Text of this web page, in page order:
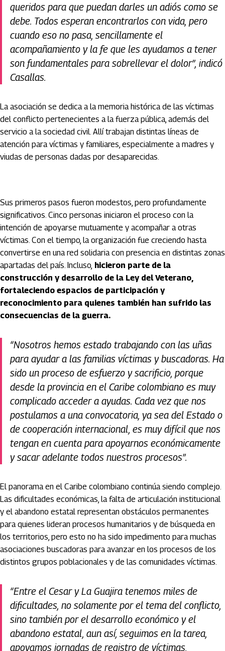
queridos para que puedan darles un adiós como se
debe. Todos esperan encontrarlos con vida, pero
cuando eso no pasa, sencillamente el
acompañamiento y la fe que les ayudamos a tener
son fundamentales para sobrellevar el dolor”, indicó
Casallas.
La asociación se dedica a la memoria histórica de las víctimas
del conflicto pertenecientes a la fuerza pública, además del
servicio a la sociedad civil. Allí trabajan distintas líneas de
atención para víctimas y familiares, especialmente a madres y
viudas de personas dadas por desaparecidas.
Sus primeros pasos fueron modestos, pero profundamente
significativos. Cinco personas iniciaron el proceso con la
intención de apoyarse mutuamente y acompañar a otras
víctimas. Con el tiempo, la organización fue creciendo hasta
convertirse en una red solidaria con presencia en distintas zonas
apartadas del país. Incluso, hicieron parte de la
construcción y desarrollo de la Ley del Veterano,
fortaleciendo espacios de participación y
reconocimiento para quienes también han sufrido las
consecuencias de la guerra.
“Nosotros hemos estado trabajando con las uñas
para ayudar a las familias víctimas y buscadoras. Ha
sido un proceso de esfuerzo y sacrificio, porque
desde la provincia en el Caribe colombiano es muy
complicado acceder a ayudas. Cada vez que nos
postulamos a una convocatoria, ya sea del Estado o
de cooperación internacional, es muy difícil que nos
tengan en cuenta para apoyarnos económicamente
y sacar adelante todos nuestros procesos”.
El panorama en el Caribe colombiano continúa siendo complejo.
Las dificultades económicas, la falta de articulación institucional
y el abandono estatal representan obstáculos permanentes
para quienes lideran procesos humanitarios y de búsqueda en
los territorios, pero esto no ha sido impedimento para muchas
asociaciones buscadoras para avanzar en los procesos de los
distintos grupos poblacionales y de las comunidades víctimas.
“Entre el Cesar y La Guajira tenemos miles de
dificultades, no solamente por el tema del conflicto,
sino también por el desarrollo económico y el
abandono estatal, aun así, seguimos en la tarea,
apoyamos jornadas de registro de víctimas,